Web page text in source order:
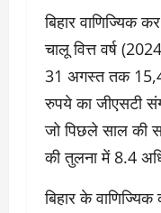
बिहार वाणिज्यिक
चालू वित्त वर्ष
31 अगस्त तक
रुपये का जीएसटी
जो पिछले साल की
की तुलना में 8.4
बिहार के